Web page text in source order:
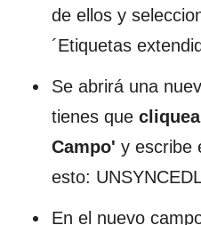
de ellos y
´Etiquetas
Se abrirá una
tienes que
Campo' y escribe
esto:
En el nuevo